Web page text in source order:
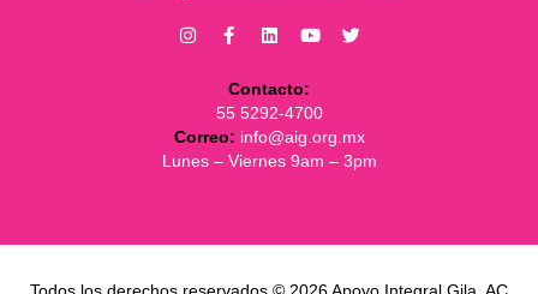
Contacto:
55 5292-4700
Correo: info@aig.org.mx
Lunes – Viernes 9am – 3pm